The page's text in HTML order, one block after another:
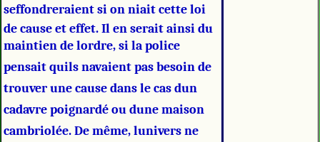
seffondreraient si on niait cette loi
de cause et effet. Il en serait ainsi du
maintien de lordre, si la police
pensait quils navaient pas besoin de
trouver une cause dans le cas dun
cadavre poignardé ou dune maison
cambriolée. De même, lunivers ne